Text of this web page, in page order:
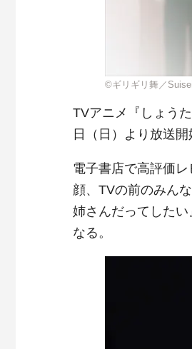
©ギリギリ舞／
TVアニメ『しょう
日（日）より放送
電子書店で高評価
顔、TVの前のみん
姉さんだってした
なる。